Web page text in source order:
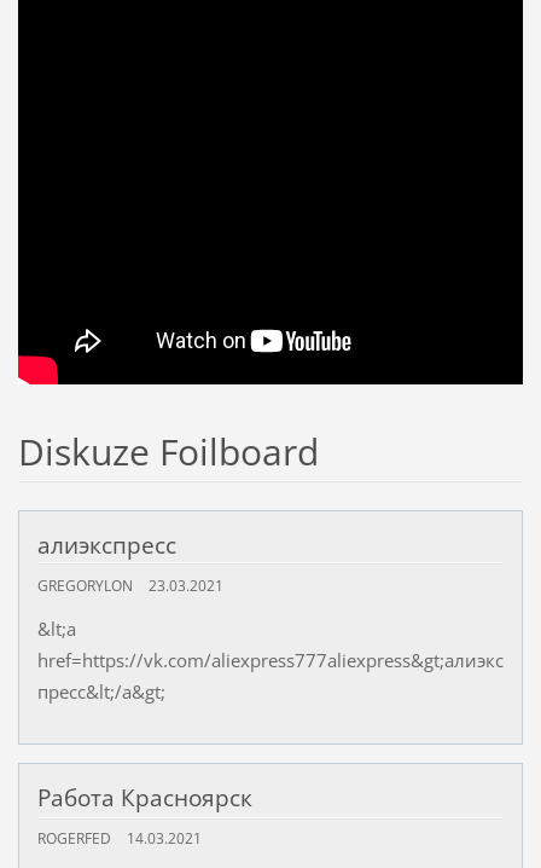
Diskuze Foilboard
алиэкспресс
GREGORYLON 23.03.2021
&lt;a
href=https://vk.com/aliexpress777aliexpress&gt;алиэкс
пресс&lt;/a&gt;
Работа Красноярск
ROGERFED 14.03.2021